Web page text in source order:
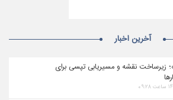
آخرین اخبار
زیرساخت نقشه و مسیریابی تپسی برای